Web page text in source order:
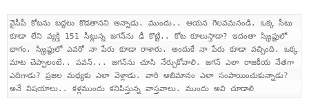
వైసీపీ కోట‌ను బ‌ద్ద‌లు కొడ‌తాన‌ని అన్నాడు. ముందు.. ఆయ‌న గెల‌వ‌మ‌నండి. ఒక్క సీటు
కూడా లేని వ్య‌క్తి 151 సీట్లున్న జ‌గ‌న్‌ను ఢీ కొట్టి.. కోట కూలుస్తాడా? ఇదంతా స్క్రిప్టులో
భాగం. స్క్రిప్టులో ఎవ‌రో నా పేరు కూడా రాశారు. అందుకే నా పేరు కూడా వ‌చ్చింది. ఒక్క
మాట చెప్పాలంటే.. ప‌వ‌న్... జ‌గ‌న్‌ను చూసి నేర్చుకోవాలి. జ‌గ‌న్ ఎలా రాజ‌కీయ నేత‌గా
ఎదిగాడు? ప్ర‌జ‌ల మ‌ధ్య‌కు ఎలా వెళ్లాడు. వారి అబిమానం ఎలా సంపాయించుకున్నాడు?
అనే విష‌యాలు.. క‌ళ్ల‌ముందు క‌నిపిస్తున్న వాస్త‌వాలు. ముందు అవి చూడాలి